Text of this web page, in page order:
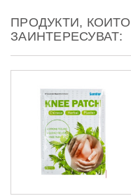
ПРОДУКТИ,
ЗАИНТЕРЕСУВАТ: